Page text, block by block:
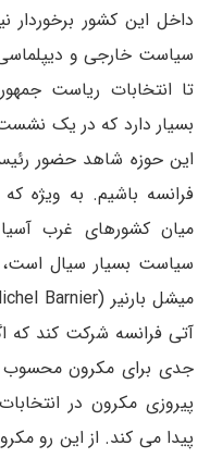
داخل این کشور
سیاست خارجی و
تا انتخابات ریاست
بسیار دارد که در یک
این حوزه شاهد حضور
فرانسه باشیم. به ویژه
میان کشورهای غرب
سیاست بسیار سیال
آتی فرانسه شرکت کند که
جدی برای مکرون
پیروزی مکرون در
پیدا می کند. از این رو